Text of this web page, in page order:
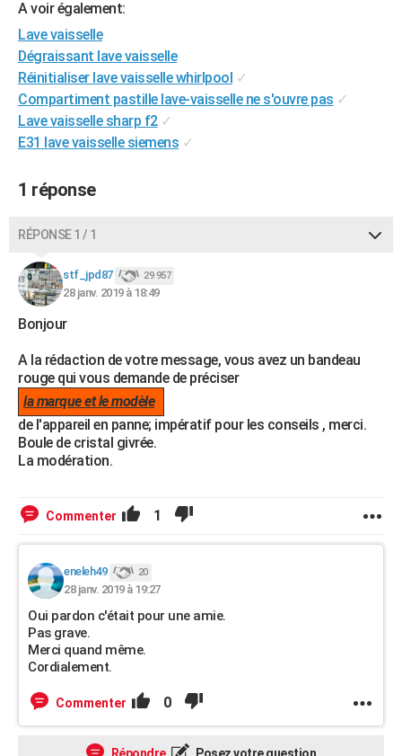
Destinations
City break
Voyage nature
Voyage de noces
Forum
Climat
+
GUIDES D'ACHAT
BONS PLANS
CARTE DE VOEUX
Dictionnaire
Biographies
Citations
Expressions
Proverbes
PROGRAMME TV
COPAINS D'AVANT
S'inscrire
Se connecter
Lycées
Collèges
Primaires
Universités
Entreprises
Service militaire
Avis de recherche
AVIS DE DÉCÈS
A voir également:
Lave vaisselle
Dégraissant lave vaisselle
Réinitialiser lave vaisselle whirlpool ✓
Compartiment pastille lave-vaisselle ne s'ouvre pas ✓
Lave vaisselle sharp f2 ✓
E31 lave vaisselle siemens ✓
1 réponse
RÉPONSE 1 / 1
stf_jpd87 29 957
28 janv. 2019 à 18:49
Bonjour
A la rédaction de votre message, vous avez un bandeau
rouge qui vous demande de préciser
la marque et le modèle
de l'appareil en panne; impératif pour les conseils , merci.
Boule de cristal givrée.
La modération.
Commenter 1
eneleh49 20
28 janv. 2019 à 19:27
Oui pardon c'était pour une amie.
Pas grave.
Merci quand même.
Cordialement.
Commenter 0